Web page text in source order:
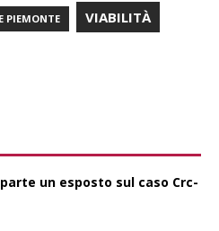
PIEMONTE VIABILITÀ
un esposto sul caso Crc-